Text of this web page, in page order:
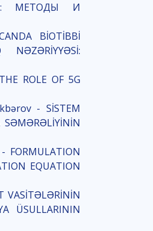
МЕТОДЫ И
BİOTİBBİ
NƏZƏRİYYƏSİ:
ROLE OF 5G
- SİSTEM
SƏMƏRƏLİYİNİN
FORMULATION
EQUATION
VASİTƏLƏRİNİN
ÜSULLARININ